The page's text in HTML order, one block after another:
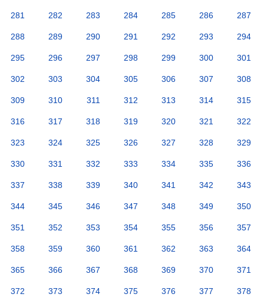
281 282 283 284 285 286 287
288 289 290 291 292 293 294
295 296 297 298 299 300 301
302 303 304 305 306 307 308
309 310 311 312 313 314 315
316 317 318 319 320 321 322
323 324 325 326 327 328 329
330 331 332 333 334 335 336
337 338 339 340 341 342 343
344 345 346 347 348 349 350
351 352 353 354 355 356 357
358 359 360 361 362 363 364
365 366 367 368 369 370 371
372 373 374 375 376 377 378